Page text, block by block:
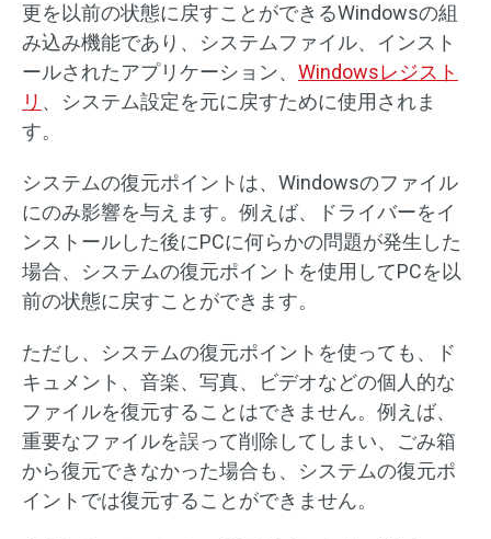
更を以前の状態に戻すことができるWindowsの組
み込み機能であり、システムファイル、インスト
ールされたアプリケーション、 Windowsレジスト
リ 、システム設定を元に戻すために使用されま
す。
システムの復元ポイントは、Windowsのファイル
にのみ影響を与えます。例えば、ドライバーをイ
ンストールした後にPCに何らかの問題が発生した
場合、システムの復元ポイントを使用してPCを以
前の状態に戻すことができます。
ただし、システムの復元ポイントを使っても、ド
キュメント、音楽、写真、ビデオなどの個人的な
ファイルを復元することはできません。例えば、
重要なファイルを誤って削除してしまい、ごみ箱
から復元できなかった場合も、システムの復元ポ
イントでは復元することができません。